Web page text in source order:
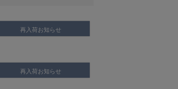
再入荷お知らせ
再入荷お知らせ